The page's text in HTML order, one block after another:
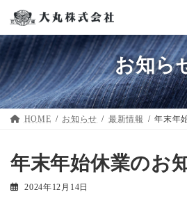
ン
テ
ン
ツ
へ
ス
ビ
ゲ
ー
シ
ョ
ン
お知ら
HOME お知らせ 最新情報 年末年
年末年始休業のお
2024年12月14日